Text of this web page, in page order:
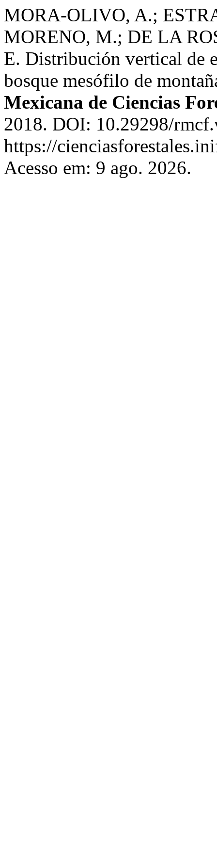
MORA-OLIVO, A.;
MORENO, M.; DE LA
E. Distribución vertical de
bosque mesófilo de
Mexicana de Ciencias
2018. DOI: 10.29298/
https://
Acesso em: 9 ago. 2026.